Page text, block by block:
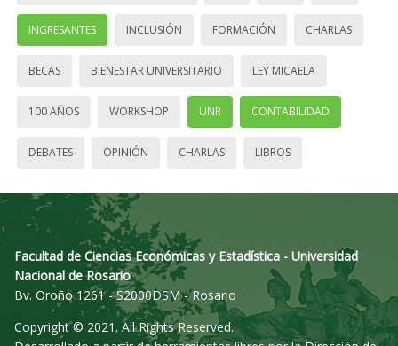
INGRESANTES INCLUSIÓN FORMACIÓN CHARLAS
BECAS BIENESTAR UNIVERSITARIO LEY MICAELA
100 AÑOS WORKSHOP UNR CONTABILIDAD
DEBATES OPINIÓN CHARLAS LIBROS
Facultad de Ciencias Económicas y Estadística - Universidad
Nacional de Rosario
Bv. Oroño 1261 - S2000DSM - Rosario
Copyright © 2021. All Rights Reserved.